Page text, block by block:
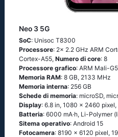
Neo 3 5G
SoC: Unisoc T8300
Processore: 2x 2.2 GHz ARM
Cortex-A55, Numero di core: 8
Processore grafico: ARM Mali-
Memoria RAM: 8 GB, 2133 MHz
Memoria interna: 256 GB
Schede di memoria: microSD,
Display: 6.8 in, 1080 x 2460
Batteria: 6000 mA·h, Li-Polymer
Sitema operativo: Android 15
Fotocamera: 8190 x 6120 pixel,